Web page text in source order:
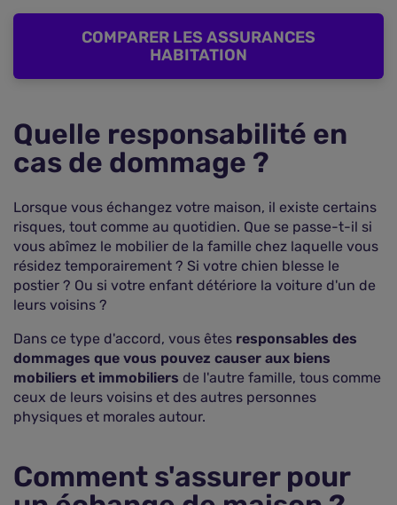
COMPARER LES ASSURANCES
HABITATION
Quelle responsabilité en
cas de dommage ?
Lorsque vous échangez votre maison, il existe certains
risques, tout comme au quotidien. Que se passe-t-il si
vous abîmez le mobilier de la famille chez laquelle vous
résidez temporairement ? Si votre chien blesse le
postier ? Ou si votre enfant détériore la voiture d'un de
leurs voisins ?
Dans ce type d'accord, vous êtes responsables des
dommages que vous pouvez causer aux biens
mobiliers et immobiliers de l'autre famille, tous comme
ceux de leurs voisins et des autres personnes
physiques et morales autour.
Comment s'assurer pour